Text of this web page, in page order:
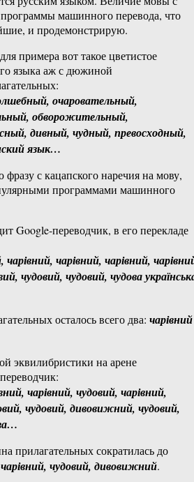
машинного перевода, что
и продемонстрирую.
примера вот такое цветистое
языка аж с дюжиной
очаровательный,
обворожительный,
дивный, чудный, превосходный,
язык…
с кацапского наречия на мову,
программами машинного
Google-переводчик, в его перекладе
чарівний, чарівний,
чудовий, чудовий, чудова
осталось всего два: чарівний
эквилибристики на арене
чарівний, чудовий, чарівний,
чудовий, дивовижний, чудовий,
прилагательных сократилась до
чудовий, дивовижний.